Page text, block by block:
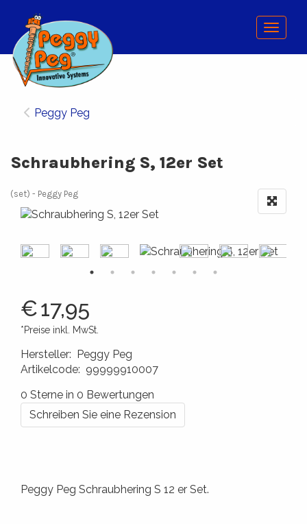
Menu
Peggy Peg
Schraubhering S, 12er Set
(set) Peggy Peg
€17,95
*Preise inkl. MwSt.
Hersteller: Peggy Peg
Artikelcode: 99999910007
0 Sterne in 0 Bewertungen
Schreiben Sie eine Rezension
Peggy Peg Schraubhering S 12 er Set.